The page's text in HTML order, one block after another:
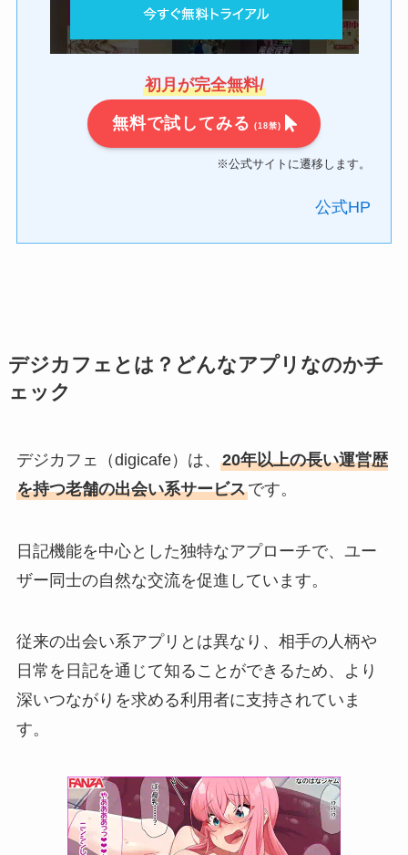
初月が完全無料/
無料で試してみる (18禁)
※公式サイトに遷移します。
公式HP
デジカフェとは？どんなアプリなのかチ
ェック
デジカフェ（digicafe）は、 20年以上の長い運営歴
を持つ老舗の出会い系サービスです。
日記機能を中心とした独特なアプローチで、ユー
ザー同士の自然な交流を促進しています。
従来の出会い系アプリとは異なり、相手の人柄や
日常を日記を通じて知ることができるため、より
深いつながりを求める利用者に支持されていま
す。